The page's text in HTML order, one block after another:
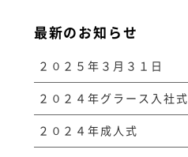
最新のお知らせ
２０２５年３月３１日
２０２４年グラース入社式
２０２４年成人式